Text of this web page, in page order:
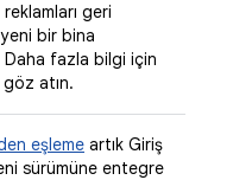
geri
bir bina
Daha fazla bilgi için
göz atın.
eşleme artık Giriş
sürümüne entegre